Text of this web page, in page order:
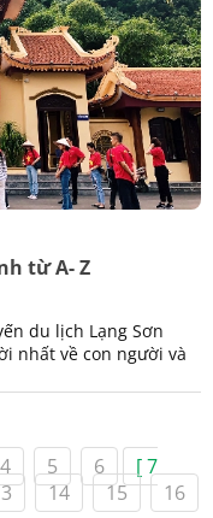
từ A- Z
du lịch Lạng Sơn
nhất về con người và
4 5 6
[ 7
14 15
16